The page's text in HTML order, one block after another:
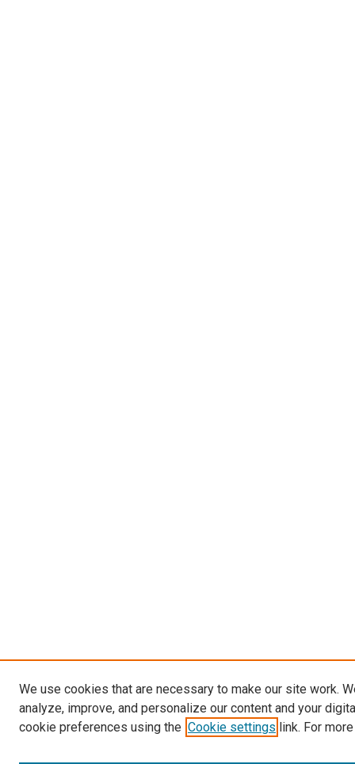
We use cookies that are necessary to make our site work.
analyze, improve, and personalize our content and your
cookie preferences using the Cookie settings link. For